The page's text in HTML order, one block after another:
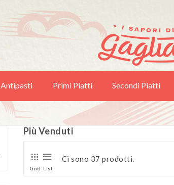
Antipasti Primi Piatti Secondi Piatti
Più Venduti
Grid List
Ci sono 37 prodotti.